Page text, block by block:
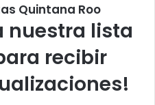
Quintana Roo
nuestra lista
recibir